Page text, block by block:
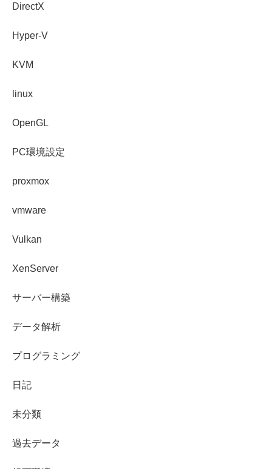
DirectX
Hyper-V
KVM
linux
OpenGL
PC環境設定
proxmox
vmware
Vulkan
XenServer
サーバー構築
データ解析
プログラミング
日記
未分類
過去データ